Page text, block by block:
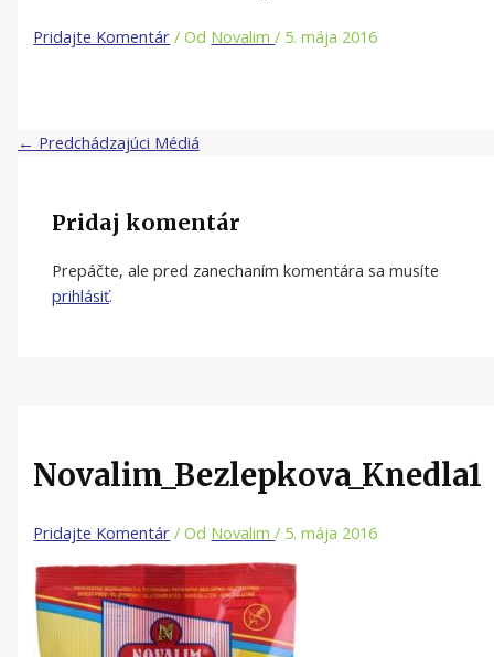
Pridajte Komentár / Od Novalim/ 5. mája 2016
← Predchádzajúci Médiá
Pridaj komentár
Prepáčte, ale pred zanechaním komentára sa musíte
prihlásiť.
Novalim_Bezlepkova_Knedla1
Pridajte Komentár / Od Novalim/ 5. mája 2016